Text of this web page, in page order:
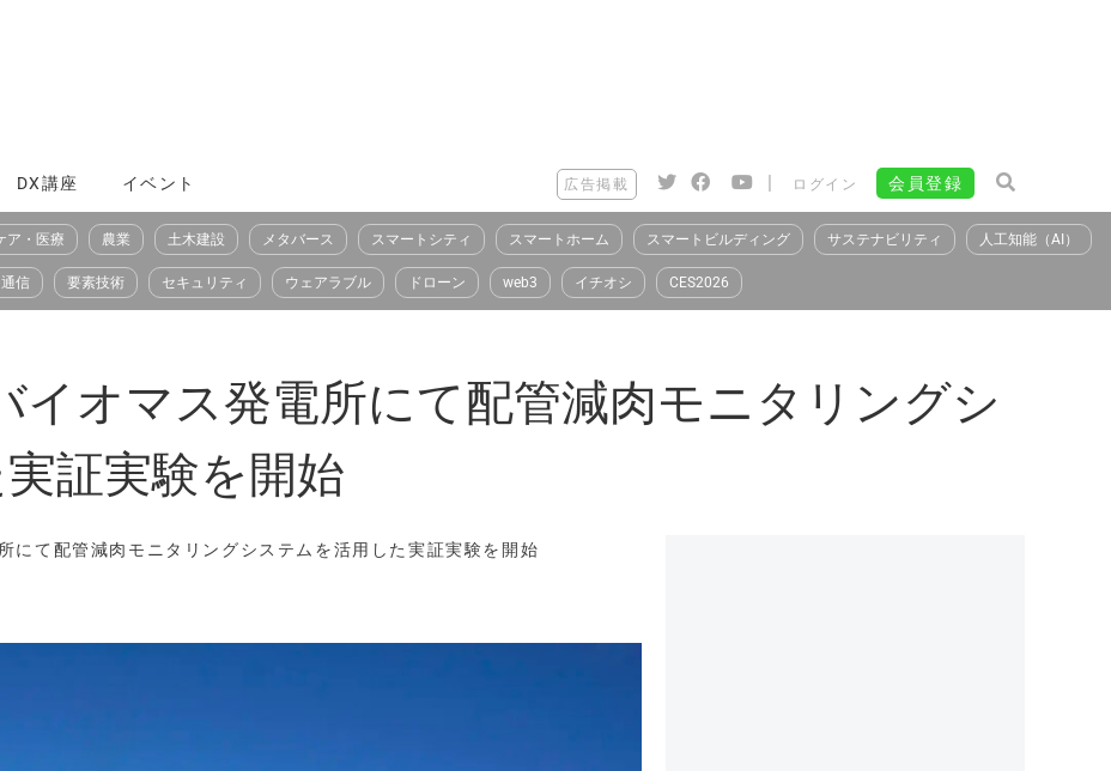
DX講座 イベント 広告掲載 | ログイン 会員登録
ア・医療 農業 土木建設 メタバース スマートシティ スマートホーム スマートビルディング サステナビリティ 人工知能（AI）
通信 要素技術 セキュリティ ウェアラブル ドローン web3 イチオシ CES2026
イオマス発電所にて配管減肉モニタリングシ
証実験を開始
にて配管減肉モニタリングシステムを活用した実証実験を開始